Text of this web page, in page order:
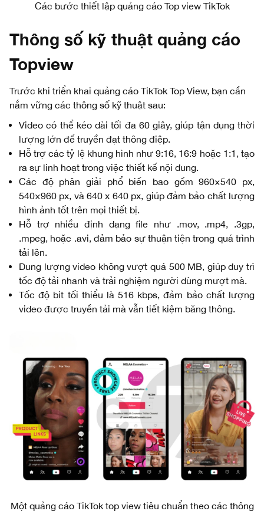
Các bước thiết lập quảng cáo Top view TikTok
Thông số kỹ thuật quảng cáo
Topview
Trước khi triển khai quảng cáo TikTok Top View, bạn cần
nắm vững các thông số kỹ thuật sau:
Video có thể kéo dài tối đa 60 giây, giúp tận dụng thời
lượng lớn để truyền đạt thông điệp.
Hỗ trợ các tỷ lệ khung hình như 9:16, 16:9 hoặc 1:1, tạo
ra sự linh hoạt trong việc thiết kế nội dung.
Các độ phân giải phổ biến bao gồm 960×540 px,
540×960 px, và 640 x 640 px, giúp đảm bảo chất lượng
hình ảnh tốt trên mọi thiết bị.
Hỗ trợ nhiều định dạng file như .mov, .mp4, .3gp,
.mpeg, hoặc .avi, đảm bảo sự thuận tiện trong quá trình
tải lên.
Dung lượng video không vượt quá 500 MB, giúp duy trì
tốc độ tải nhanh và trải nghiệm người dùng mượt mà.
Tốc độ bit tối thiểu là 516 kbps, đảm bảo chất lượng
video được truyền tải mà vẫn tiết kiệm băng thông.
Một quảng cáo TikTok top view tiêu chuẩn theo các thông